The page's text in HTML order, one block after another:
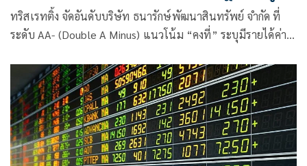
ทริสเรทติ้ง จัดอันดับบริษัท ธนารักษ์พัฒนาสินทรัพย์ จำกัด ที่
ระดับ AA- (Double A Minus) แนวโน้ม “คงที่” ระบุมีรายได้ค่า